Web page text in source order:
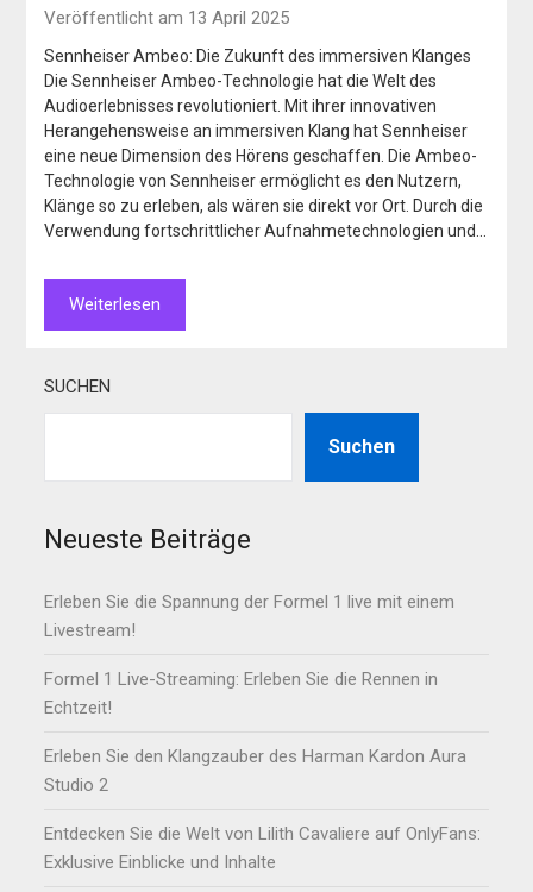
Veröffentlicht am 13 April 2025
Sennheiser Ambeo: Die Zukunft des immersiven Klanges
Die Sennheiser Ambeo-Technologie hat die Welt des
Audioerlebnisses revolutioniert. Mit ihrer innovativen
Herangehensweise an immersiven Klang hat Sennheiser
eine neue Dimension des Hörens geschaffen. Die Ambeo-
Technologie von Sennheiser ermöglicht es den Nutzern,
Klänge so zu erleben, als wären sie direkt vor Ort. Durch die
Verwendung fortschrittlicher Aufnahmetechnologien und…
Weiterlesen
SUCHEN
Suchen
Neueste Beiträge
Erleben Sie die Spannung der Formel 1 live mit einem
Livestream!
Formel 1 Live-Streaming: Erleben Sie die Rennen in
Echtzeit!
Erleben Sie den Klangzauber des Harman Kardon Aura
Studio 2
Entdecken Sie die Welt von Lilith Cavaliere auf OnlyFans:
Exklusive Einblicke und Inhalte